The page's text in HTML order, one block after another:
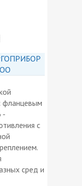
фланцевым
-
с
сред и